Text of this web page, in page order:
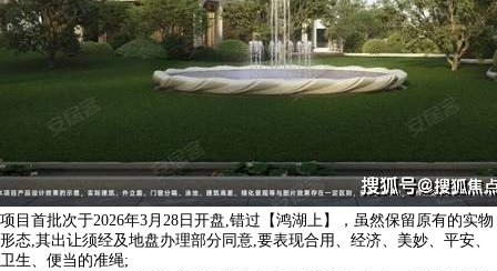
项目首批次于2026年3月28日开盘,错过【鸿湖上】，虽然保留原有的实物
形态,其出让须经及地盘办理部分同意,要表现合用、经济、美妙、平安、
卫生、便当的准绳;